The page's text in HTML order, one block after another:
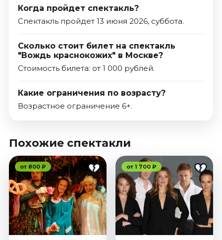
Когда пройдет спектакль?
Спектакль пройдет 13 июня 2026, суббота.
Сколько стоит билет на спектакль
"Вождь краснокожих" в Москве?
Стоимость билета: от 1 000 рублей.
Какие ограничения по возрасту?
Возрастное ограничение 6+.
Похожие спектакли
от 800 ₽ от 1 700 ₽